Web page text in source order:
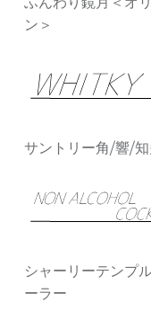
ン＞
サントリー角/響/知
シャーリーテンプ
ーラー